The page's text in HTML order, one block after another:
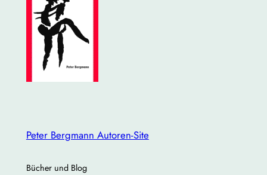
Peter Bergmann Autoren-Site
Bücher und Blog